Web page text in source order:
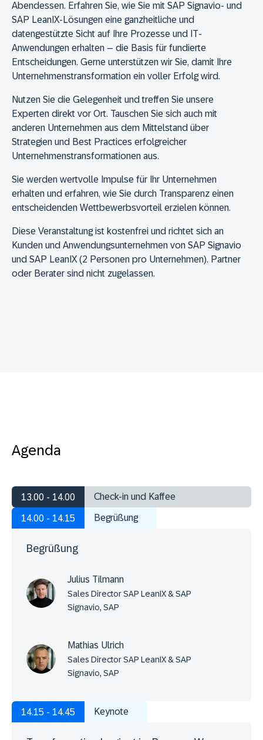
Abendessen. Erfahren Sie, wie Sie mit SAP Signavio- und
SAP LeanIX-Lösungen eine ganzheitliche und
datengestützte Sicht auf Ihre Prozesse und IT-
Anwendungen erhalten – die Basis für fundierte
Entscheidungen. Gerne unterstützen wir Sie, damit Ihre
Unternehmenstransformation ein voller Erfolg wird.
Nutzen Sie die Gelegenheit und treffen Sie unsere
Experten direkt vor Ort. Tauschen Sie sich auch mit
anderen Unternehmen aus dem Mittelstand über
Strategien und Best Practices erfolgreicher
Unternehmenstransformationen aus.
Sie werden wertvolle Impulse für Ihr Unternehmen
erhalten und erfahren, wie Sie durch Transparenz einen
entscheidenden Wettbewerbsvorteil erzielen können.
Diese Veranstaltung ist kostenfrei und richtet sich an
Kunden und Anwendungsunternehmen von SAP Signavio
und SAP LeanIX (2 Personen pro Unternehmen). Partner
oder Berater sind nicht zugelassen.
Agenda
13.00 - 14.00 Check-in und Kaffee
14.00 - 14.15 Begrüßung
Begrüßung
Julius Tilmann
Sales Director SAP LeanIX & SAP
Signavio, SAP
Mathias Ulrich
Sales Director SAP LeanIX & SAP
Signavio, SAP
14.15 - 14.45 Keynote